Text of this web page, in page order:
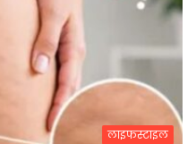
लाइफस्टाइल